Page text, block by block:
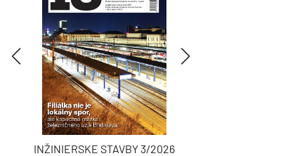
INŽINIERSKE STAVBY 3/2026